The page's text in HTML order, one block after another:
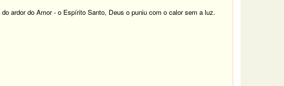
ardor do Amor - o Espírito Santo, Deus o puniu com o calor sem a luz.